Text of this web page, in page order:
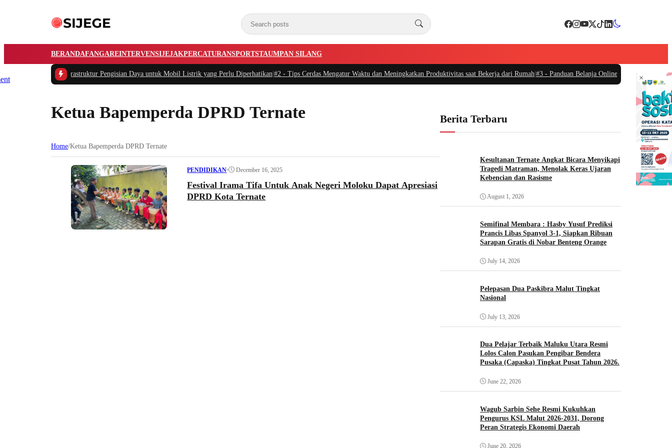
BERANDAFANGAREINTERVENSIJEJAKPERCATURANSPORTSTAUMPAN SILANG
Masalah Utama Infrastruktur Pengisian Daya untuk Mobil Listrik yang Perlu Diperhatikan|#2 - Tips Cerdas Mengatur Waktu dan Meningkatkan Produktivitas saat Bekerja dari Rumah|#3 - Panduan Belanja Online Cerdas: Pilih
Ketua Bapemperda DPRD Ternate
Home/Ketua Bapemperda DPRD Ternate
PENDIDIKAN• December 16, 2025
Festival Irama Tifa Untuk Anak Negeri Moloku Dapat Apresiasi
DPRD Kota Ternate
Berita Terbaru
Kesultanan Ternate Angkat Bicara Menyikapi
Tragedi Matraman, Menolak Keras Ujaran
Kebencian dan Rasisme
August 1, 2026
Semifinal Membara : Hasby Yusuf Prediksi
Prancis Libas Spanyol 3-1, Siapkan Ribuan
Sarapan Gratis di Nobar Benteng Orange
July 14, 2026
Pelepasan Dua Paskibra Malut Tingkat
Nasional
July 13, 2026
Dua Pelajar Terbaik Maluku Utara Resmi
Lolos Calon Pasukan Pengibar Bendera
Pusaka (Capaska) Tingkat Pusat Tahun 2026.
June 22, 2026
Wagub Sarbin Sehe Resmi Kukuhkan
Pengurus KSL Malut 2026-2031, Dorong
Peran Strategis Ekonomi Daerah
June 20, 2026
×